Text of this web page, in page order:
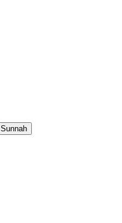
Sunnah